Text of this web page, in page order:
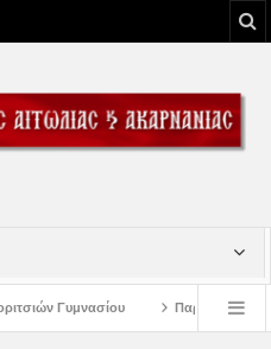
Παρακλήσεις πρώτης εβδομάδος